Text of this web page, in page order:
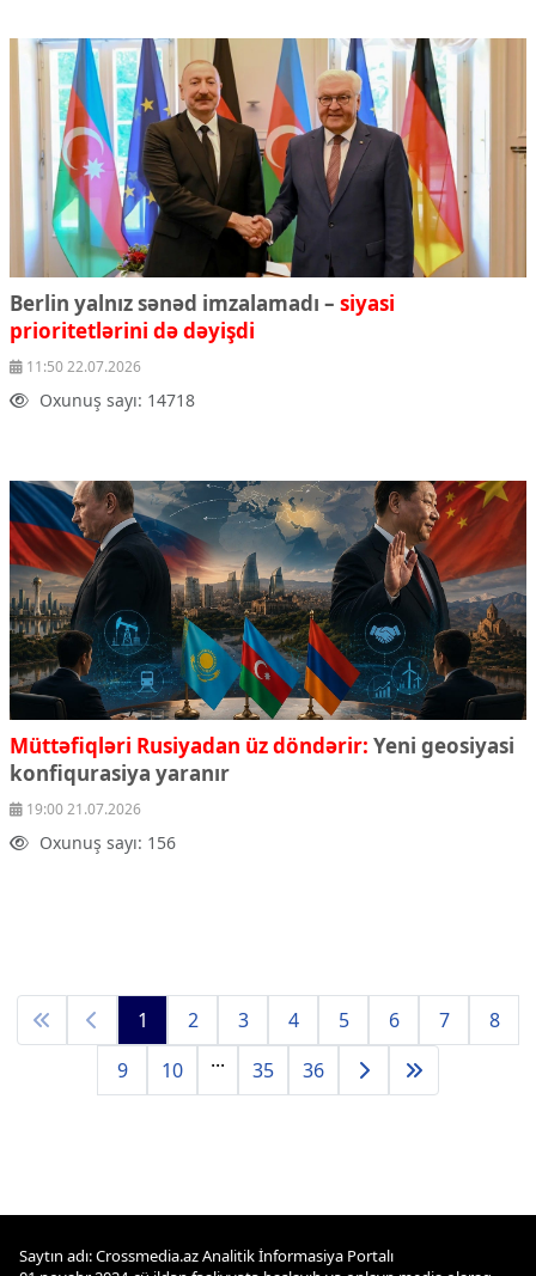
Berlin yalnız sənəd imzalamadı – siyasi
prioritetlərini də dəyişdi
11:50 22.07.2026
Oxunuş sayı: 14718
Müttəfiqləri Rusiyadan üz döndərir: Yeni geosiyasi
konfiqurasiya yaranır
19:00 21.07.2026
Oxunuş sayı: 156
1 2 3 4 5 6 7
8
9
10 ... 35 36
Saytın adı: Crossmedia.az Analitik İnformasiya Portalı